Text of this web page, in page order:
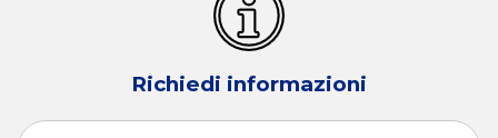
Richiedi informazioni
Nome